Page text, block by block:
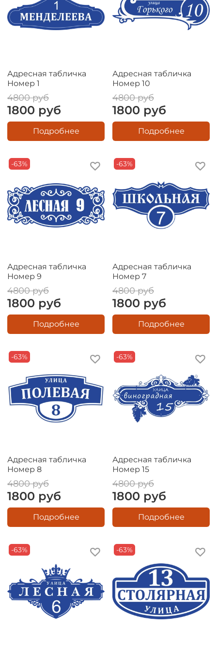
Адресная табличка
Номер 1
4800 руб
1800 руб
Подробнее
Адресная табличка
Номер 10
4800 руб
1800 руб
Подробнее
-63%
Адресная табличка
Номер 9
4800 руб
1800 руб
Подробнее
-63%
Адресная табличка
Номер 7
4800 руб
1800 руб
Подробнее
-63%
Адресная табличка
Номер 8
4800 руб
1800 руб
Подробнее
-63%
Адресная табличка
Номер 15
4800 руб
1800 руб
Подробнее
-63% -63%